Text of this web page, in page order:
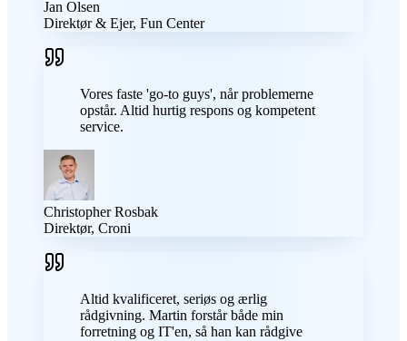
Jan Olsen
Direktør & Ejer, Fun Center
Vores faste 'go-to guys', når problemerne
opstår. Altid hurtig respons og kompetent
service.
Christopher Rosbak
Direktør, Croni
Altid kvalificeret, seriøs og ærlig
rådgivning. Martin forstår både min
forretning og IT'en, så han kan rådgive